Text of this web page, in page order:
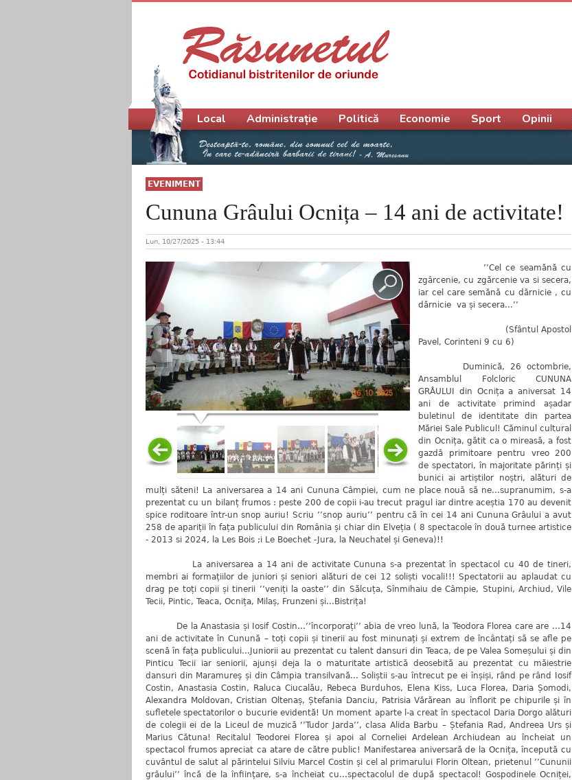
EVENIMENT
Cununa Grâului Ocnița – 14 ani de activitate!
Lun, 10/27/2025 - 13:44
’’Cel ce seamănă cu
zgârcenie, cu zgărcenie va si secera,
iar cel care semănă cu dărnicie , cu
dărnicie va și secera...’’
(Sfântul Apostol
Pavel, Corinteni 9 cu 6)
Duminică, 26 octombrie,
Ansamblul Folcloric CUNUNA
GRÂULUI din Ocnița a aniversat 14
ani de activitate primind așadar
buletinul de identitate din partea
Măriei Sale Publicul! Căminul cultural
din Ocnița, gătit ca o mireasă, a fost
gazdă primitoare pentru vreo 200
de spectatori, în majoritate părinți și
bunici ai artiștilor noștri, alături de
mulți săteni! La aniversarea a 14 ani Cununa Câmpiei, cum ne place nouă să ne...supranumim, s-a
prezentat cu un bilanț frumos : peste 200 de copii i-au trecut pragul iar dintre aceștia 170 au devenit
spice roditoare într-un snop auriu! Scriu ’’snop auriu’’ pentru că în cei 14 ani Cununa Grâului a avut
258 de apariții în fața publicului din România și chiar din Elveția ( 8 spectacole în două turnee artistice
- 2013 si 2024, la Les Bois ;i Le Boechet -Jura, la Neuchatel și Geneva)!!
La aniversarea a 14 ani de activitate Cununa s-a prezentat în spectacol cu 40 de tineri,
membri ai formațiilor de juniori și seniori alături de cei 12 soliști vocali!!! Spectatorii au aplaudat cu
drag pe toți copii și tinerii ’’veniți la oaste’’ din Sălcuța, Sînmihaiu de Câmpie, Stupini, Archiud, Vile
Tecii, Pintic, Teaca, Ocnița, Milaș, Frunzeni și...Bistrița!
De la Anastasia și Iosif Costin...’’încorporați’’ abia de vreo lună, la Teodora Florea care are ...14
ani de activitate în Cunună – toți copii și tinerii au fost minunați și extrem de încântați să se afle pe
scenă în fața publicului...Juniorii au prezentat cu talent dansuri din Teaca, de pe Valea Someșului și din
Pinticu Tecii iar seniorii, ajunși deja la o maturitate artistică deosebită au prezentat cu măiestrie
dansuri din Maramureș și din Câmpia transilvană... Soliștii s-au întrecut pe ei înșiși, rând pe rând Iosif
Costin, Anastasia Costin, Raluca Ciucalău, Rebeca Burduhos, Elena Kiss, Luca Florea, Daria Șomodi,
Alexandra Moldovan, Cristian Oltenaș, Ștefania Danciu, Patrisia Vărărean au înflorit pe chipurile și în
sufletele spectatorilor o bucurie evidentă! Un moment aparte l-a creat în spectacol Daria Dorgo alături
de colegii ei de la Liceul de muzică ‘’Tudor Jarda’’, clasa Alida Barbu – Ștefania Rad, Andreea Urs și
Marius Cătuna! Recitalul Teodorei Florea și apoi al Corneliei Ardelean Archiudean au încheiat un
spectacol frumos apreciat ca atare de către public! Manifestarea aniversară de la Ocnița, începută cu
cuvântul de salut al părintelui Silviu Marcel Costin și cel al primarului Florin Oltean, prietenul ’’Cununii
grâului’’ încă de la înființare, s-a încheiat cu...spectacolul de după spectacol! Gospodinele Ocniței,
Meniu principal
Local Administrație Politică Economie Sport Opinii